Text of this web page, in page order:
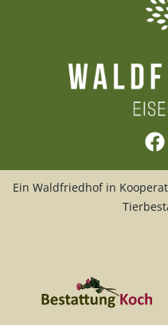
Ein Waldfriedhof in